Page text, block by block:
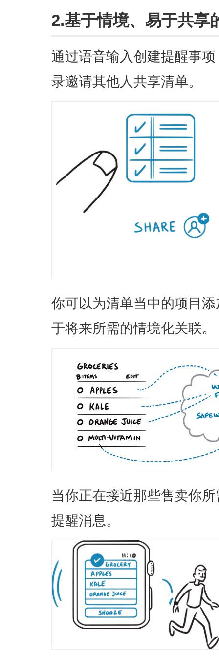
2.基于情境、易于共享
通过语音输入创建提醒事
录邀请其他人共享清单。
你可以为清单当中的项目
于将来所需的情境化关联。
当你正在接近那些售卖你
提醒消息。